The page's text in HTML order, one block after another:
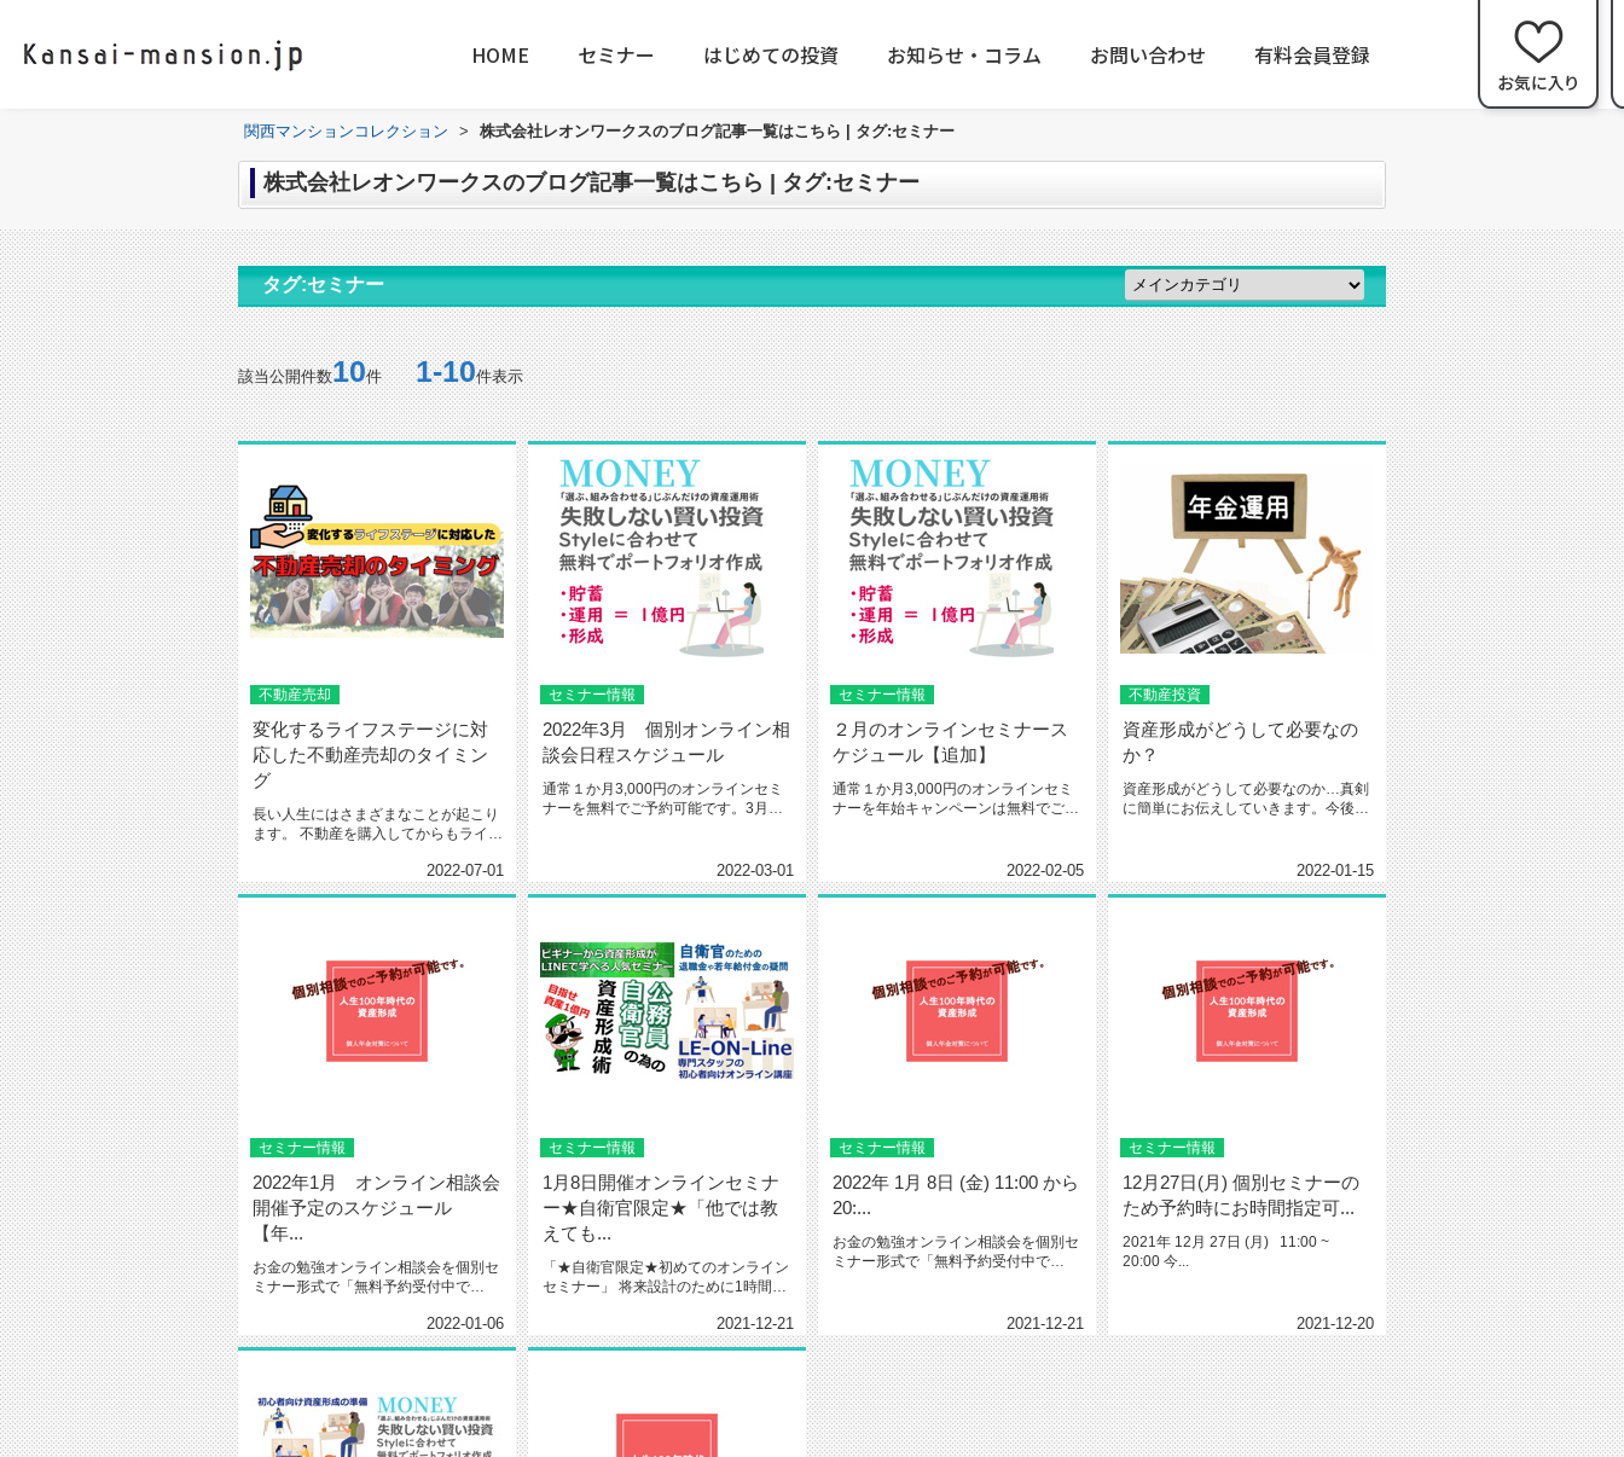
HOME セミナー はじめての投資 お知らせ・コラム お問い合わせ 有料会員登録
関西マンションコレクション > 株式会社レオンワークスのブログ記事一覧はこちら | タグ:セミナー
株式会社レオンワークスのブログ記事一覧はこちら | タグ:セミナー
タグ:セミナー
該当公開件数10件1-10件表示
不動産売却
変化するライフステージに対
応した不動産売却のタイミン
グ
長い人生にはさまざまなことが起こり
ます。 不動産を購入してからもライフ
2022-07-01
セミナー情報
2022年3月 個別オンライン相
談会日程スケジュール
通常１か月3,000円のオンラインセミ
ナーを無料でご予約可能です。3月
2022-03-01
セミナー情報
２月のオンラインセミナース
ケジュール【追加】
通常１か月3,000円のオンラインセミ
ナーを年始キャンペーンは無料でご予
2022-02-05
不動産投資
資産形成がどうして必要なの
か？
資産形成がどうして必要なのか…真剣
に簡単にお伝えしていきます。今後の
2022-01-15
セミナー情報
2022年1月 オンライン相談会
開催予定のスケジュール
【年...
お金の勉強オンライン相談会を個別セ
ミナー形式で「無料予約受付中で
2022-01-06
セミナー情報
1月8日開催オンラインセミナ
ー★自衛官限定★「他では教
えても...
「★自衛官限定★初めてのオンライン
セミナー」 将来設計のために1時間つ
2021-12-21
セミナー情報
2022年 1月 8日 (金) 11:00 から
20:...
お金の勉強オンライン相談会を個別セ
ミナー形式で「無料予約受付中で
2021-12-21
セミナー情報
12月27日(月) 個別セミナーの
ため予約時にお時間指定可...
2021年 12月 27日 (月) 11:00 ~
20:00 今...
2021-12-20